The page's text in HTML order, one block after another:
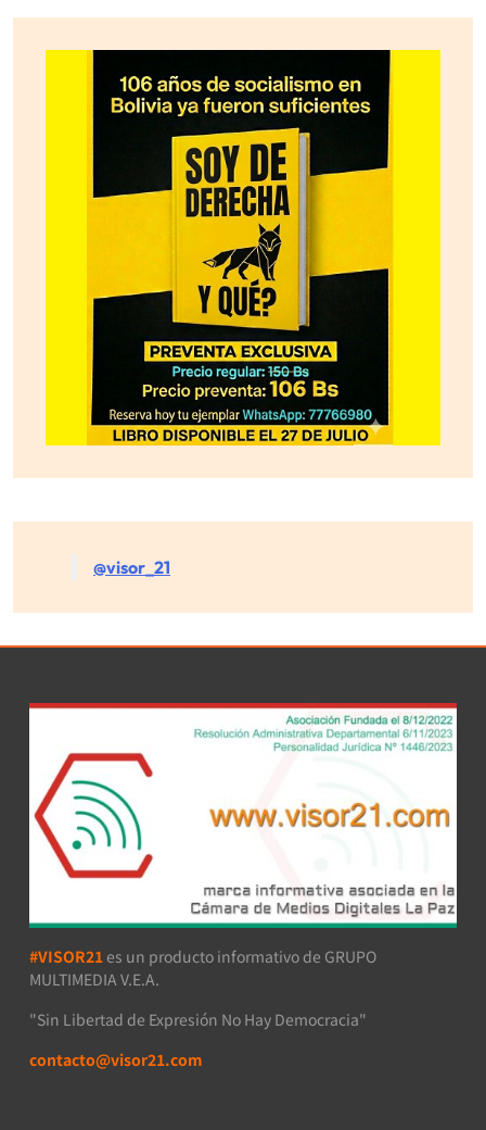
@visor_21
#VISOR21 es un producto informativo de GRUPO
MULTIMEDIA V.E.A.
"Sin Libertad de Expresión No Hay Democracia"
contacto@visor21.com